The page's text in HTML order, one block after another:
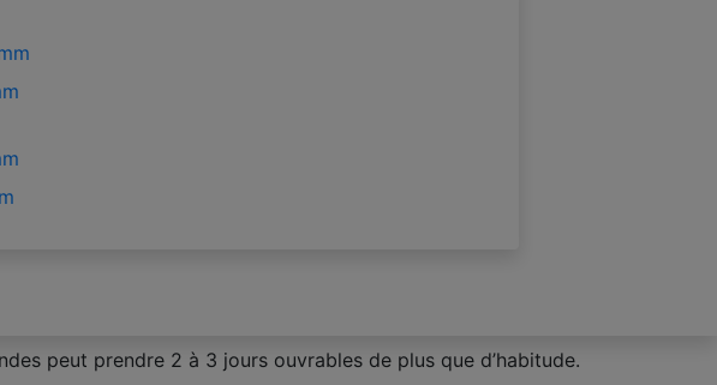
peut prendre 2 à 3 jours ouvrables de plus que d’habitude.